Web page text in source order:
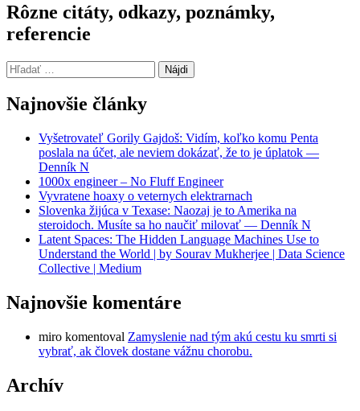
Rôzne citáty, odkazy, poznámky,
referencie
Hľadať:
Najnovšie články
Vyšetrovateľ Gorily Gajdoš: Vidím, koľko komu Penta
poslala na účet, ale neviem dokázať, že to je úplatok —
Denník N
1000x engineer – No Fluff Engineer
Vyvratene hoaxy o veternych elektrarnach
Slovenka žijúca v Texase: Naozaj je to Amerika na
steroidoch. Musíte sa ho naučiť milovať — Denník N
Latent Spaces: The Hidden Language Machines Use to
Understand the World | by Sourav Mukherjee | Data Science
Collective | Medium
Najnovšie komentáre
miro komentoval Zamyslenie nad tým akú cestu ku smrti si
vybrať, ak človek dostane vážnu chorobu.
Archív